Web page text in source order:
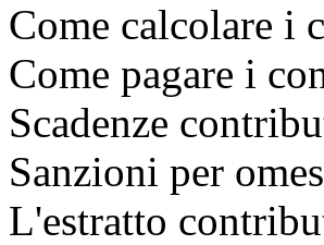
Come calcolare i
Come pagare i
Scadenze
Sanzioni per
L'estratto